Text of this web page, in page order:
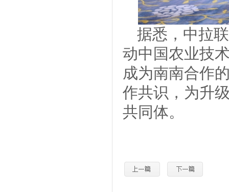
据悉，中拉
动中国农业技
成为南南合作
作共识，为升
共同体。